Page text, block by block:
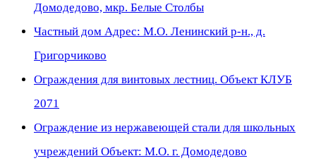
Домодедово, мкр. Белые Столбы
Частный дом Адрес: М.О. Ленинский р-н., д.
Григорчиково
Ограждения для винтовых лестниц. Объект КЛУБ
2071
Ограждение из нержавеющей стали для школьных
учреждений Объект: М.О. г. Домодедово